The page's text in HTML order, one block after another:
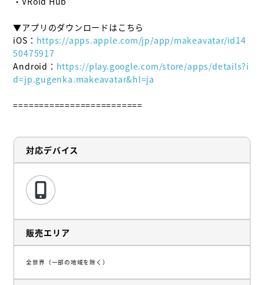
▼アプリのダウンロードはこちら
iOS： https://apps.apple.com/jp/app/makeavatar/id14
50475917
Android： https://play.google.com/store/apps/details?i
d=jp.gugenka.makeavatar&hl=ja
=========================
対応デバイス
販売エリア
全世界（一部の地域を除く）